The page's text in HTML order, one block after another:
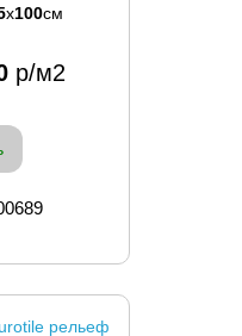
x100см
р/м2
рельеф